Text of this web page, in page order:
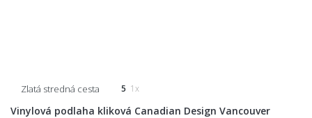
Zlatá stredná cesta 5 1x
Vinylová podlaha kliková Canadian Design Vancouver